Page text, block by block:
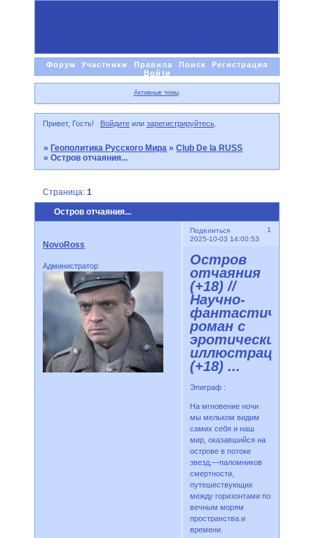
Форум Участники Правила Поиск
Регистрация
Войти
Активные темы
Привет, Гость! Войдитеили зарегистрируйтесь.
»Геополитика Русского Мира »Club De la RUSS
»Остров отчаяния...
Остров отчаяния...
Страница:1
Поделиться
1
2025-10-03 14:00:53
NovoRoss
Администратор
Остров
отчаяния
(+18) //
Научно-
роман с
эротическими
иллюстрациями
(+18) ...
Эпиграф :
На мгновение ночи
мы мельком видим
самих себя и наш
мир, оказавшийся на
острове в потоке
звезд,—паломников
смертности,
путешествующих
между горизонтами по
вечным морям
пространства и
времени.